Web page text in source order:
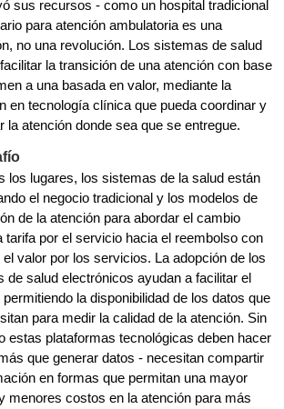
sus recursos - como un hospital tradicional
para atención ambulatoria es una
no una revolución. Los sistemas de salud
la transición de una atención con base
a una basada en valor, mediante la
en tecnología clínica que pueda coordinar y
la atención donde sea que se entregue.
los lugares, los sistemas de la salud están
el negocio tradicional y los modelos de
de la atención para abordar el cambio
tarifa por el servicio hacia el reembolso con
el valor por los servicios. La adopción de los
de salud electrónicos ayudan a facilitar el
la disponibilidad de los datos que
para medir la calidad de la atención. Sin
estas plataformas tecnológicas deben hacer
que generar datos - necesitan compartir
en formas que permitan una mayor
menores costos en la atención para más